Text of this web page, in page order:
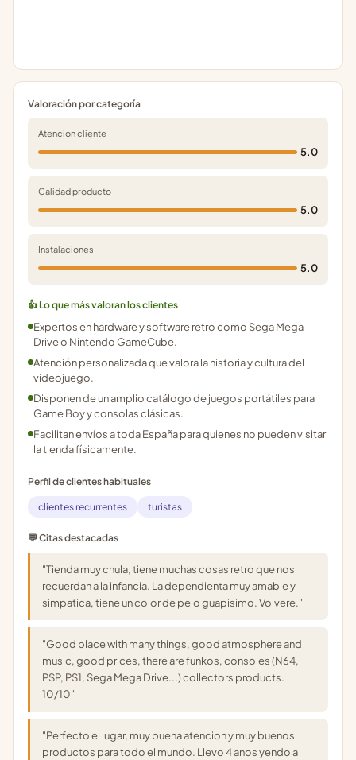
Valoración por categoría
Atencion cliente
5.0
Calidad producto
5.0
Instalaciones
5.0
👍 Lo que más valoran los clientes
Expertos en hardware y software retro como Sega Mega
Drive o Nintendo GameCube.
Atención personalizada que valora la historia y cultura del
videojuego.
Disponen de un amplio catálogo de juegos portátiles para
Game Boy y consolas clásicas.
Facilitan envíos a toda España para quienes no pueden visitar
la tienda físicamente.
Perfil de clientes habituales
clientes recurrentes turistas
💬 Citas destacadas
"Tienda muy chula, tiene muchas cosas retro que nos
recuerdan a la infancia. La dependienta muy amable y
simpatica, tiene un color de pelo guapisimo. Volvere."
"Good place with many things, good atmosphere and
music, good prices, there are funkos, consoles (N64,
PSP, PS1, Sega Mega Drive...) collectors products.
10/10"
"Perfecto el lugar, muy buena atencion y muy buenos
productos para todo el mundo. Llevo 4 anos yendo a